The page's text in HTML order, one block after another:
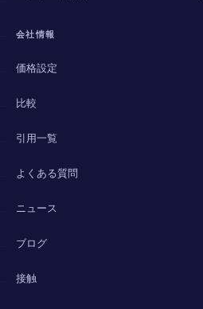
会社情報
価格設定
比較
引用一覧
よくある質問
ニュース
ブログ
接触